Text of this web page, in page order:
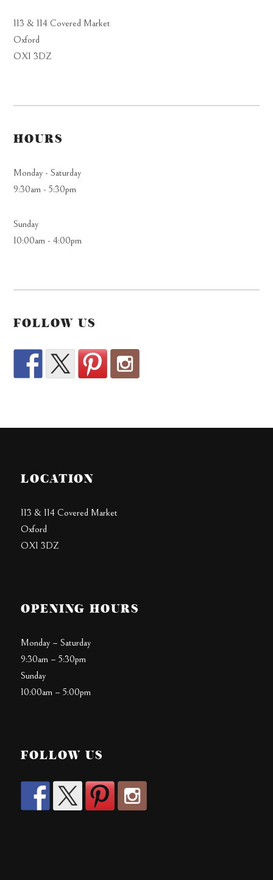
113 & 114 Covered Market
Oxford
OX1 3DZ
HOURS
Monday - Saturday
9:30am - 5:30pm
Sunday
10:00am - 4:00pm
FOLLOW US
LOCATION
113 & 114 Covered Market
Oxford
OX1 3DZ
OPENING HOURS
Monday – Saturday
9:30am – 5:30pm
Sunday
10:00am – 5:00pm
FOLLOW US